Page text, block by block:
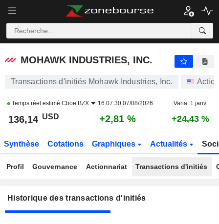
MOHAWK INDUSTRIES, INC.
MOHAWK INDUSTRIES, INC.
Transactions d'initiés Mohawk Industries, Inc.
Temps réel estimé Cboe BZX 16:07:30 07/08/2026 Varia. 1 janv.
136,14 USD +2,81 % +24,43 %
Synthèse Cotations Graphiques Actualités
Profil Gouvernance Actionnariat Transactions d'initiés
Historique des transactions d'initiés